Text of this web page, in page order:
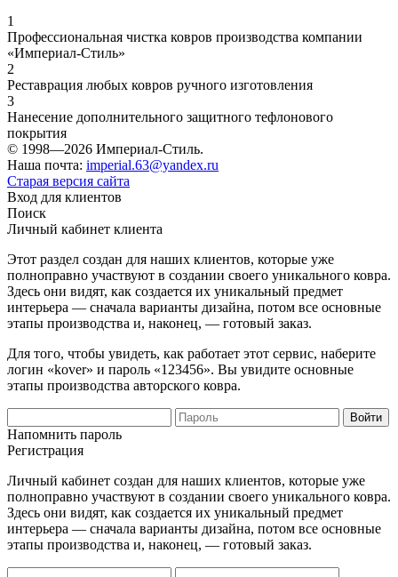
1
Профессиональная чистка ковров производства компании
«Империал-Стиль»
2
Реставрация любых ковров ручного изготовления
3
Нанесение дополнительного защитного тефлонового
покрытия
© 1998—2026 Империал-Стиль.
Наша почта: imperial.63@yandex.ru
Старая версия сайта
Вход для клиентов
Поиск
Личный кабинет клиента
Этот раздел создан для наших клиентов, которые уже
полноправно участвуют в создании своего уникального ковра.
Здесь они видят, как создается их уникальный предмет
интерьера — сначала варианты дизайна, потом все основные
этапы производства и, наконец, — готовый заказ.
Для того, чтобы увидеть, как работает этот сервис, наберите
логин «kover» и пароль «123456». Вы увидите основные
этапы производства авторского ковра.
Напомнить пароль
Регистрация
Личный кабинет создан для наших клиентов, которые уже
полноправно участвуют в создании своего уникального ковра.
Здесь они видят, как создается их уникальный предмет
интерьера — сначала варианты дизайна, потом все основные
этапы производства и, наконец, — готовый заказ.